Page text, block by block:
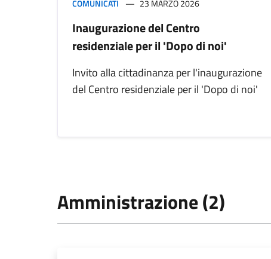
COMUNICATI 23 MARZO 2026
Inaugurazione del Centro
residenziale per il 'Dopo di noi'
Invito alla cittadinanza per l'inaugurazione
del Centro residenziale per il 'Dopo di noi'
Amministrazione (2)